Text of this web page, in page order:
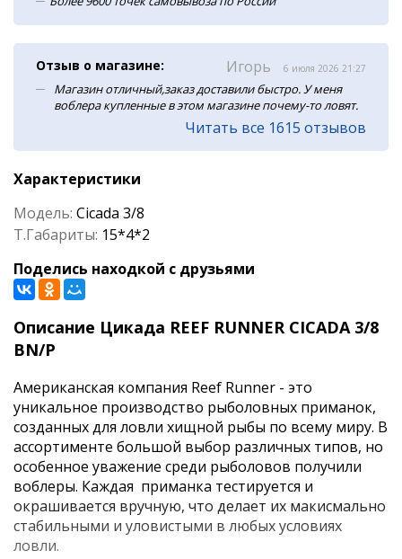
Отзыв о магазине: Игорь 6 июля 2026 21:27
Магазин отличный,заказ доставили быстро. У меня
воблера купленные в этом магазине почему-то ловят.
Читать все 1615 отзывов
Характеристики
Модель: Cicada 3/8
Т.Габариты: 15*4*2
Поделись находкой с друзьями
Описание Цикада REEF RUNNER CICADA 3/8
BN/P
Американская компания Reef Runner - это
уникальное производство рыболовных приманок,
созданных для ловли хищной рыбы по всему миру. В
ассортименте большой выбор различных типов, но
особенное уважение среди рыболовов получили
воблеры. Каждая приманка тестируется и
окрашивается вручную, что делает их макисмально
стабильными и уловистыми в любых условиях
ловли.